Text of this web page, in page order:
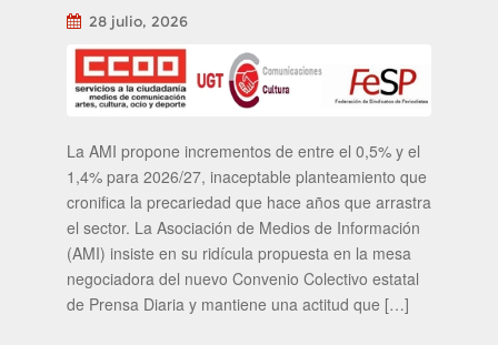
28 julio, 2026
La AMI propone incrementos de entre el 0,5% y el
1,4% para 2026/27, inaceptable planteamiento que
cronifica la precariedad que hace años que arrastra
el sector. La Asociación de Medios de Información
(AMI) insiste en su ridícula propuesta en la mesa
negociadora del nuevo Convenio Colectivo estatal
de Prensa Diaria y mantiene una actitud que […]